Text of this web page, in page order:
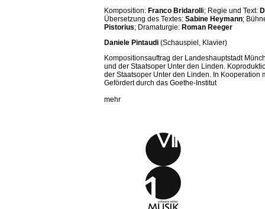
Komposition: Franco Bridaroll i; Regie und Text:
Übersetzung des Textes: Sabine Heymann;
Pistorius; Dramaturgie: Roman Reeger
Daniele Pintaudi (Schauspiel, Klavier)
Kompositionsauftrag der Landeshauptstadt
und der Staatsoper Unter den Linden.
der Staatsoper Unter den Linden. In Kooperation
Gefördert durch das Goethe-Institut
mehr